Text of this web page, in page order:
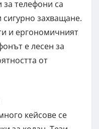
за телефони са
сигурно захващане.
и ергономичният
е лесен за
от
кейсове се